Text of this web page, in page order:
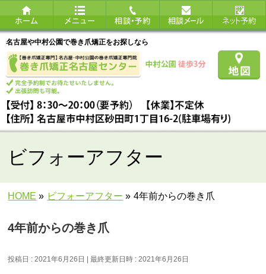
名古屋や中村公園で巻き爪矯正をお探しなら
ビフォーアフター
HOME » ビフォーアフター » 4年前からの巻き爪
4年前からの巻き爪
投稿日 : 2021年6月26日 最終更新日時 : 2021年6月26日